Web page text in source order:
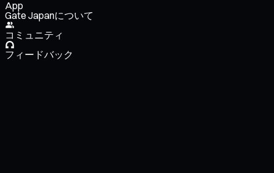
App
Gate Japanについて
コミュニティ
フィードバック